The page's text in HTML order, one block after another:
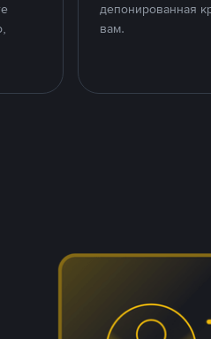
депонированная
вам.